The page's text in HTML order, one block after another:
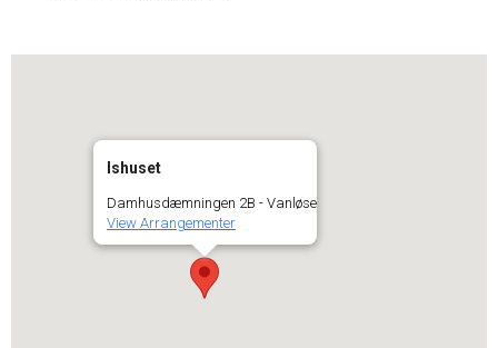
Ishuset
Damhusdæmningen 2B - Vanløse
View Arrangementer